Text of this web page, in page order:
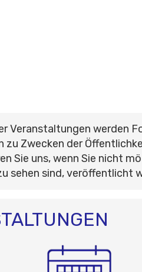
Veranstaltungen werden
zu Zwecken der
Sie uns, wenn Sie nicht
sehen sind, veröffentlicht